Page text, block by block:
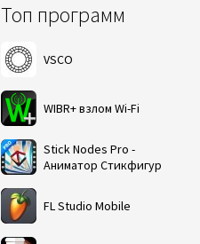
Топ программ
VSCO
WIBR+ взлом Wi-Fi
Stick Nodes Pro -
Аниматор Стикфигур
FL Studio Mobile